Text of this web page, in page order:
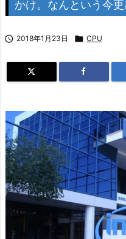
かけ。なんという今
 2018年1月23日  CPU